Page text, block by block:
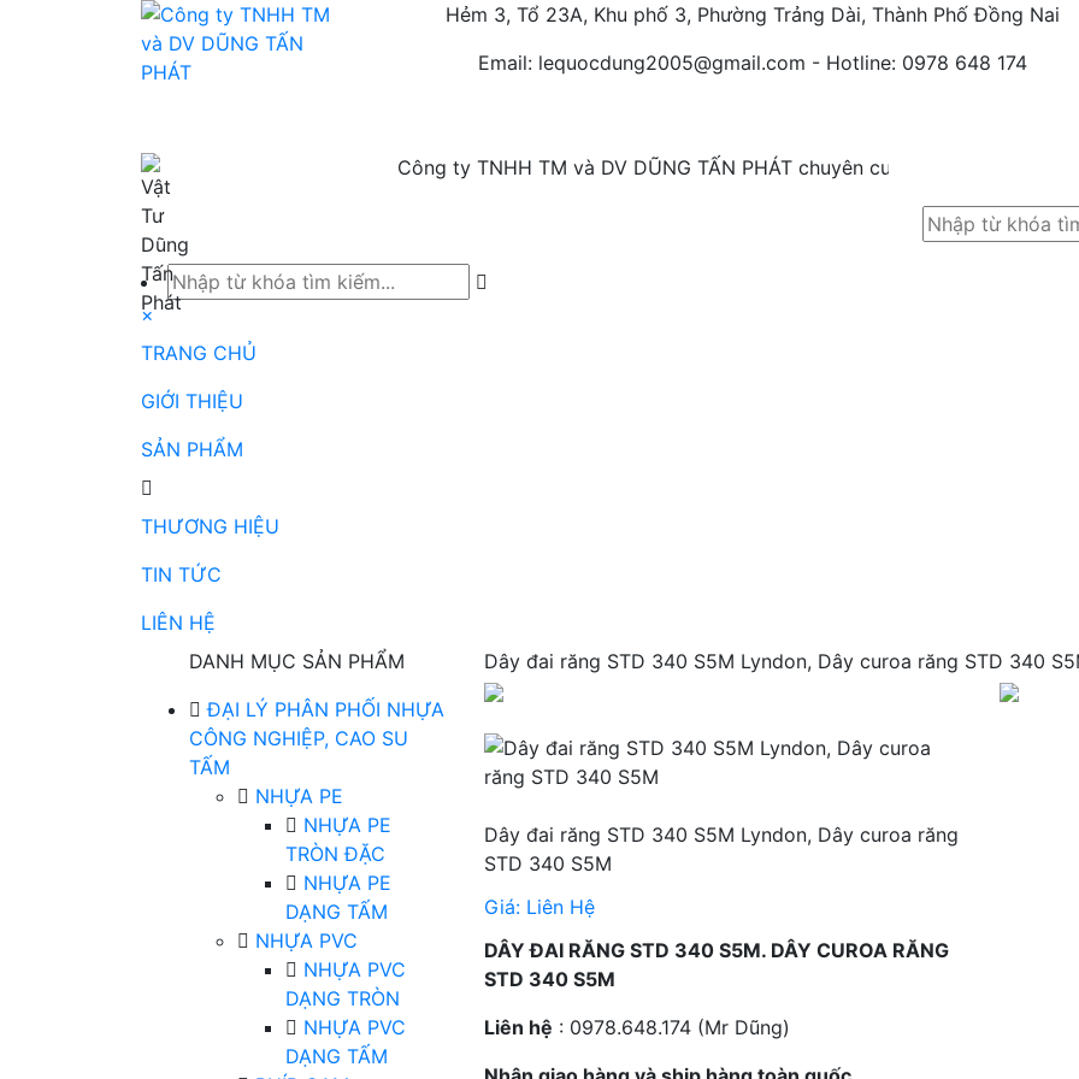
Hẻm 3, Tổ 23A, Khu phố 3, Phường Trảng Dài, Thành Phố Đồng Nai
Email: lequocdung2005@gmail.com - Hotline: 0978 648 174
Công ty TNHH TM và DV DŨNG TẤN PHÁT chuyên cung cấp, phân phối
×
TRANG CHỦ
GIỚI THIỆU
SẢN PHẨM
THƯƠNG HIỆU
TIN TỨC
LIÊN HỆ
DANH MỤC SẢN PHẨM
ĐẠI LÝ PHÂN PHỐI NHỰA
CÔNG NGHIỆP, CAO SU
TẤM
NHỰA PE
NHỰA PE
TRÒN ĐẶC
NHỰA PE
DẠNG TẤM
NHỰA PVC
NHỰA PVC
DẠNG TRÒN
NHỰA PVC
DẠNG TẤM
Dây đai răng STD 340 S5M Lyndon, Dây curoa răng STD 340
Dây đai răng STD 340 S5M Lyndon, Dây curoa răng
STD 340 S5M
Giá: Liên Hệ
DÂY ĐAI RĂNG STD 340 S5M. DÂY CUROA RĂNG
STD 340 S5M
Liên hệ : 0978.648.174 (Mr Dũng)